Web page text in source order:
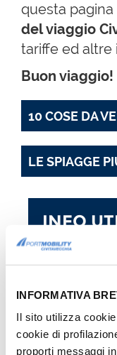
INFORMATIVA
Il sito utilizza
cookie di
proporti messaggi
questa
del viaggio
tariffe ed altre
Buon viaggio!
10 COSE DA
LE SPIAGGE
INFO
I biglietti
COME
COME